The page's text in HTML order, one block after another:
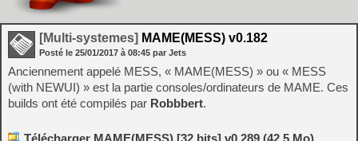
[Multi-systemes] MAME(MESS) v0.182
Posté le 25/01/2017 à 08:45 par Jets
Anciennement appelé MESS, « MAME(MESS) » ou « MESS
(with NEWUI) » est la partie consoles/ordinateurs de MAME. Ces
builds ont été compilés par Robbbert.
Télécharger MAME(MESS) [32 bits] v0.289 (42.5 Mo)